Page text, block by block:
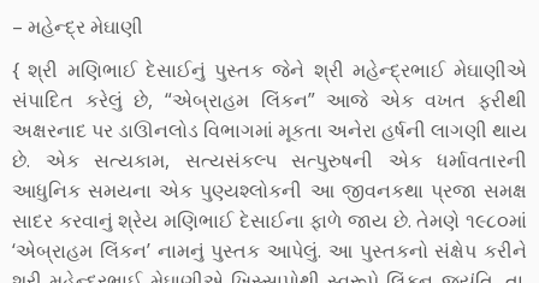
– મહેન્દ્ર મેઘાણી
{ શ્રી મણિભાઈ દેસાઈનું પુસ્તક જેને શ્રી મહેન્દ્રભાઈ મેઘાણીએ
સંપાદિત કરેલું છે, “એબ્રાહમ લિંકન” આજે એક વખત ફરીથી
અક્ષરનાદ પર ડાઊનલોડ વિભાગમાં મૂકતા અનેરા હર્ષની લાગણી થાય
છે. એક સત્યકામ, સત્યસંકલ્પ સત્પુરુષની એક ધર્માવતારની
આધુનિક સમયના એક પુણ્યશ્લોકની આ જીવનકથા પ્રજા સમક્ષ
સાદર કરવાનું શ્રેય મણિભાઈ દેસાઈના ફાળે જાય છે. તેમણે ૧૯૮૦માં
‘એબ્રાહમ લિંકન’ નામનું પુસ્તક આપેલું. આ પુસ્તકનો સંક્ષેપ કરીને